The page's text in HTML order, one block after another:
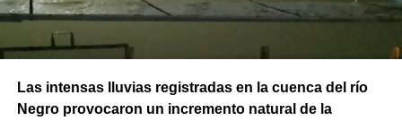
Las intensas lluvias registradas en la cuenca del río
Negro provocaron un incremento natural de la